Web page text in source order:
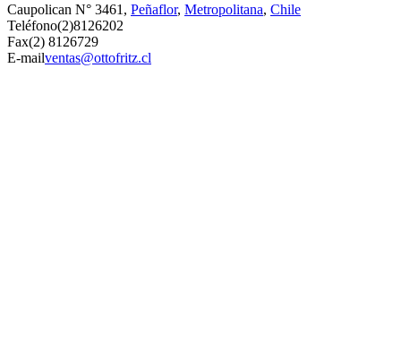
Caupolican N° 3461, Peñaflor, Metropolitana, Chile
Teléfono(2)8126202
Fax(2) 8126729
E-mailventas@ottofritz.cl